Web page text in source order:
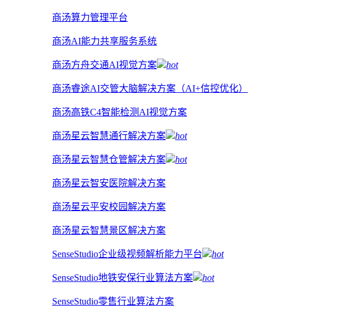
商汤算力管理平台
商汤AI能力共享服务系统
商汤方舟交通AI视觉方案 hot
商汤睿途AI交管大脑解决方案（AI+信控优化）
商汤高铁C4智能检测AI视觉方案
商汤星云智慧通行解决方案 hot
商汤星云智慧仓管解决方案 hot
商汤星云智安医院解决方案
商汤星云平安校园解决方案
商汤星云智慧景区解决方案
SenseStudio企业级视频解析能力平台 hot
SenseStudio地铁安保行业算法方案 hot
SenseStudio零售行业算法方案